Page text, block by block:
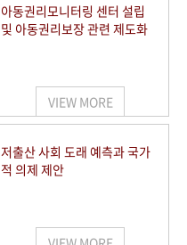
아동권리모니터링 센터 설립
및 아동권리보장 관련 제도화
VIEW MORE
저출산 사회 도래 예측과 국가
적 의제 제안